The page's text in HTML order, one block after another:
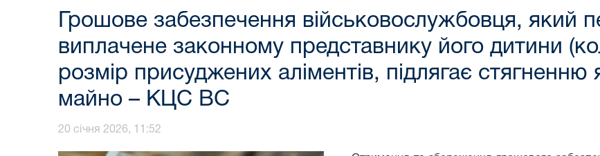
Грошове забезпечення військовослужбовця, який
виплачене законному представнику його дитини
розмір присуджених аліментів, підлягає стягненню
майно – КЦС ВС
20 січня 2026, 11:52